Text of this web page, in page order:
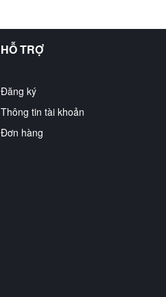
HỖ TRỢ
Đăng ký
Thông tin tài khoản
Đơn hàng